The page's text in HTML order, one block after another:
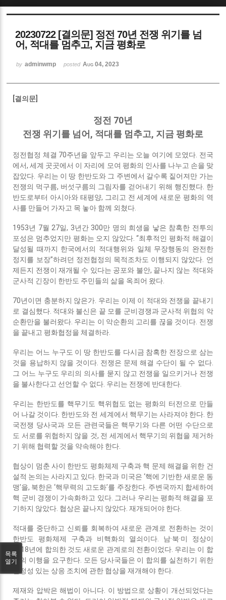
20230722 [결의문] 정전 70년 전쟁 위기를 넘
어, 적대를 멈추고, 지금 평화로
by adminwmp posted Aug 04, 2023
[결의문]
정전 70년
전쟁 위기를 넘어, 적대를 멈추고, 지금 평화로
정전협정 체결 70주년을 앞두고 우리는 오늘 여기에 모였다. 전국
에서, 세계 곳곳에서 이 자리에 모여 평화의 인사를 나누고 손을 맞
잡았다. 우리는 이 땅 한반도와 그 주변에서 갈수록 짙어져만 가는
전쟁의 먹구름, 버섯구름의 그림자를 걷어내기 위해 행진했다. 한
반도로부터 아시아와 태평양, 그리고 전 세계에 새로운 평화의 역
사를 만들어 가자고 목 놓아 함께 외쳤다.
1953년 7월 27일, 3년간 300만 명의 희생을 낳은 참혹한 전투의
포성은 멈추었지만 평화는 오지 않았다. “최후적인 평화적 해결이
달성될 때까지 한국에서의 적대행위와 일체 무장행동의 완전한
정지를 보장”하려던 정전협정의 목적조차도 이행되지 않았다. 언
제든지 전쟁이 재개될 수 있다는 공포와 불안, 끝나지 않는 적대와
군사적 긴장이 한반도 주민들의 삶을 옥죄어 왔다.
70년이면 충분하지 않은가. 우리는 이제 이 적대와 전쟁을 끝내기
로 결심했다. 적대와 불신은 끝 모를 군비경쟁과 군사적 위협의 악
순환만을 불러왔다. 우리는 이 악순환의 고리를 끊을 것이다. 전쟁
을 끝내고 평화협정을 체결하라.
우리는 어느 누구도 이 땅 한반도를 다시금 참혹한 전장으로 삼는
것을 용납하지 않을 것이다. 전쟁은 문제 해결 수단이 될 수 없다.
그 어느 누구도 우리의 의사를 묻지 않고 전쟁을 일으키거나 전쟁
을 불사한다고 선언할 수 없다. 우리는 전쟁에 반대한다.
우리는 한반도를 핵무기도 핵위협도 없는 평화의 터전으로 만들
어 나갈 것이다. 한반도와 전 세계에서 핵무기는 사라져야 한다. 한
국전쟁 당사국과 모든 관련국들은 핵무기와 다른 어떤 수단으로
도 서로를 위협하지 않을 것, 전 세계에서 핵무기의 위협을 제거하
기 위해 협력할 것을 약속해야 한다.
협상이 멈춘 사이 한반도 평화체제 구축과 핵 문제 해결을 위한 건
설적 논의는 사라지고 있다. 한국과 미국은 ‘핵에 기반한 새로운 동
맹’을, 북한은 ‘핵무력의 고도화’를 주장한다. 주변국까지 합세하여
핵 군비 경쟁이 가속화하고 있다. 그러나 우리는 평화적 해결을 포
기하지 않았다. 협상은 끝나지 않았다. 재개되어야 한다.
적대를 중단하고 신뢰를 회복하여 새로운 관계로 전환하는 것이
한반도 평화체제 구축과 비핵화의 열쇠이다. 남·북·미 정상이
2018년에 합의한 것도 새로운 관계로의 전환이었다. 우리는 이 합
의의 이행을 요구한다. 모든 당사국들은 이 합의를 실천하기 위한
진정성 있는 상응 조치에 관한 협상을 재개해야 한다.
제재와 압박은 해법이 아니다. 이 방법으로 상황이 개선되었다는
목록
열기
Sketchbook5, 스케치북5
Sketchbook5, 스케치북5